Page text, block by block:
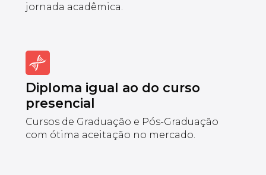
jornada acadêmica.
Diploma igual ao do curso
presencial
Cursos de Graduação e Pós-Graduação
com ótima aceitação no mercado.